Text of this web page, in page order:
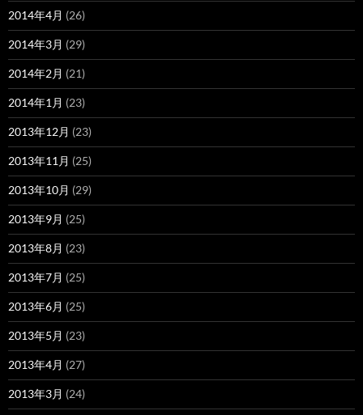
2014年4月 (26)
2014年3月 (29)
2014年2月 (21)
2014年1月 (23)
2013年12月 (23)
2013年11月 (25)
2013年10月 (29)
2013年9月 (25)
2013年8月 (23)
2013年7月 (25)
2013年6月 (25)
2013年5月 (23)
2013年4月 (27)
2013年3月 (24)